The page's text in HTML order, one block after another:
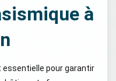
à
essentielle pour garantir